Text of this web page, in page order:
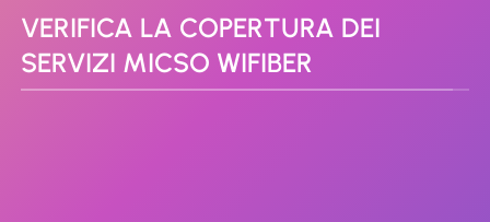
VERIFICA LA COPERTURA DEI
SERVIZI MICSO WIFIBER